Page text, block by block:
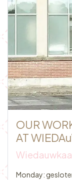
OUR
AT
Monday: